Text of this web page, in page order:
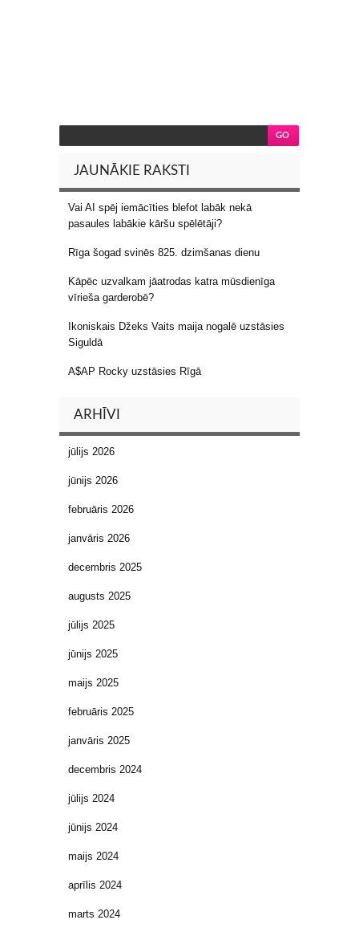
JAUNĀKIE RAKSTI
Vai AI spēj iemācīties blefot labāk nekā
pasaules labākie kāršu spēlētāji?
Rīga šogad svinēs 825. dzimšanas dienu
Kāpēc uzvalkam jāatrodas katra mūsdienīga
vīrieša garderobē?
Ikoniskais Džeks Vaits maija nogalē uzstāsies
Siguldā
A$AP Rocky uzstāsies Rīgā
ARHĪVI
jūlijs 2026
jūnijs 2026
februāris 2026
janvāris 2026
decembris 2025
augusts 2025
jūlijs 2025
jūnijs 2025
maijs 2025
februāris 2025
janvāris 2025
decembris 2024
jūlijs 2024
jūnijs 2024
maijs 2024
aprīlis 2024
marts 2024